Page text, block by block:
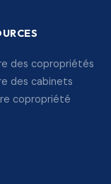
des copropriétés
des cabinets
copropriété